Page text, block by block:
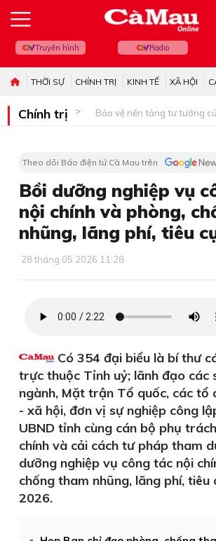
Truyền hình Radio
THỜI SỰ CHÍNH TRỊ KINH TẾ XÃ HỘI
Chính trị Bảo vệ nền tảng tư tưởng
Theo dõi Báo điện tử Cà Mau trên
Bồi dưỡng nghiệp vụ
nội chính và phòng,
nhũng, lãng phí, tiêu
28 tháng 05 2026 11:28
Có 354 đại biểu là bí thư
trực thuộc Tỉnh uỷ; lãnh đạo các
ngành, Mặt trận Tổ quốc, các tổ
- xã hội, đơn vị sự nghiệp công
UBND tỉnh cùng cán bộ phụ
chính và cải cách tư pháp tham
dưỡng nghiệp vụ công tác nội
chống tham nhũng, lãng phí, tiêu
2026.